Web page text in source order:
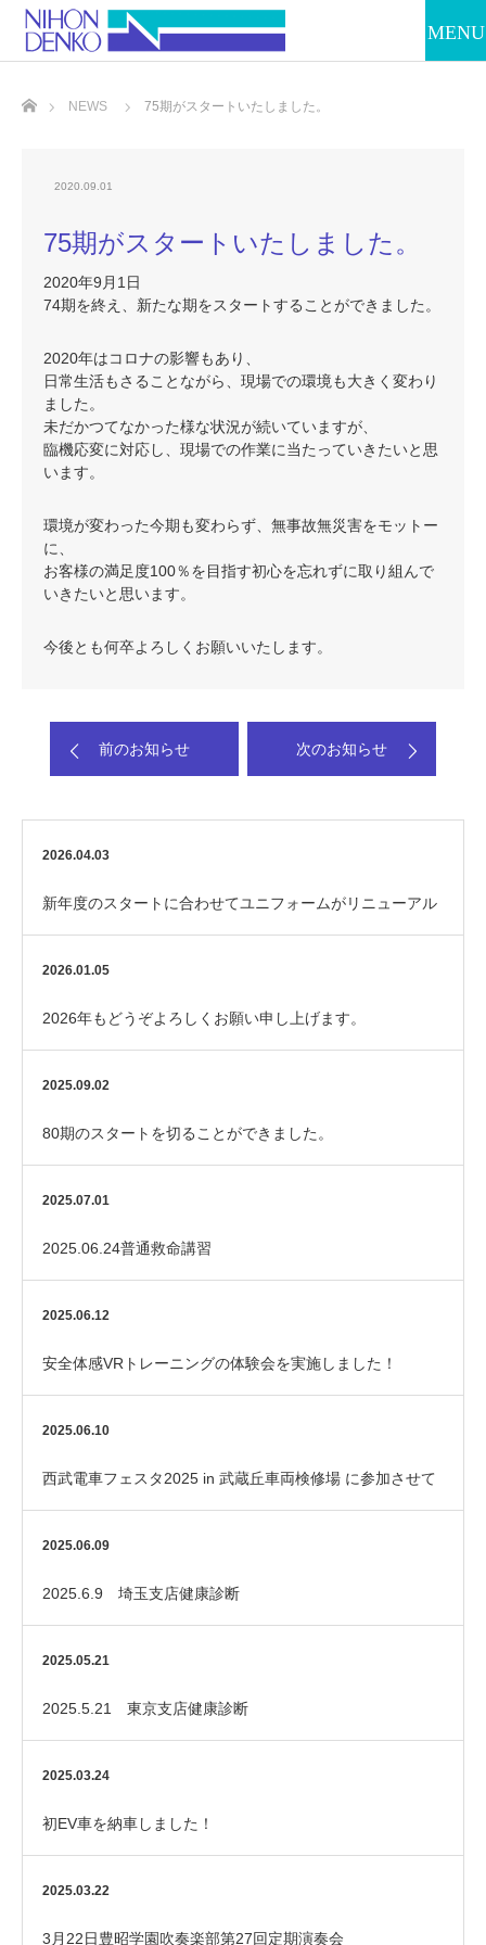
NEWS
75期がスタートいたしました。
2020.09.01
75期がスタートいたしました。
2020年9月1日
74期を終え、新たな期をスタートすることができました。
2020年はコロナの影響もあり、
日常生活もさることながら、現場での環境も大きく変わり
ました。
未だかつてなかった様な状況が続いていますが、
臨機応変に対応し、現場での作業に当たっていきたいと思
います。
環境が変わった今期も変わらず、無事故無災害をモットー
に、
お客様の満足度100％を目指す初心を忘れずに取り組んで
いきたいと思います。
今後とも何卒よろしくお願いいたします。
前のお知らせ 次のお知らせ
2026.04.03
新年度のスタートに合わせてユニフォームがリニューアル
しました！
2026.01.05
2026年もどうぞよろしくお願い申し上げます。
2025.09.02
80期のスタートを切ることができました。
2025.07.01
2025.06.24普通救命講習
2025.06.12
安全体感VRトレーニングの体験会を実施しました！
2025.06.10
西武電車フェスタ2025 in 武蔵丘車両検修場 に参加させて
いただきました！
2025.06.09
2025.6.9 埼玉支店健康診断
2025.05.21
2025.5.21 東京支店健康診断
2025.03.24
初EV車を納車しました！
2025.03.22
3月22日豊昭学園吹奏楽部第27回定期演奏会